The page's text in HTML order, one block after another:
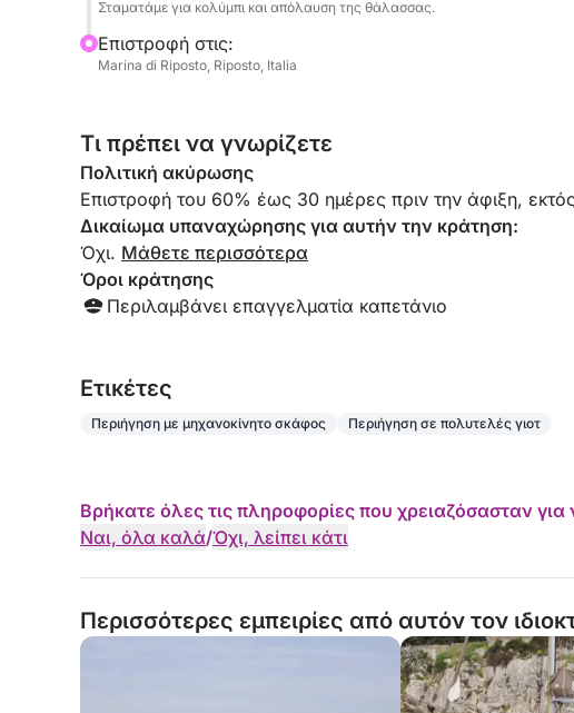
Σταματάμε για κολύμπι και απόλαυση της θάλασσας.
Επιστροφή στις:
Marina di Riposto, Riposto, Italia
Τι πρέπει να γνωρίζετε
Πολιτική ακύρωσης
Επιστροφή του 60% έως 30 ημέρες πριν την άφιξη,
Δικαίωμα υπαναχώρησης για αυτήν την κράτηση:
Όχι. Μάθετε περισσότερα
Όροι κράτησης
Περιλαμβάνει επαγγελματία καπετάνιο
Eτικέτες
Περιήγηση με μηχανοκίνητο σκάφος Περιήγηση σε πολυτελές γιοτ
Βρήκατε όλες τις πληροφορίες που χρειαζόσασταν
Ναι, όλα καλά/Όχι, λείπει κάτι
Περισσότερες εμπειρίες από αυτόν τον